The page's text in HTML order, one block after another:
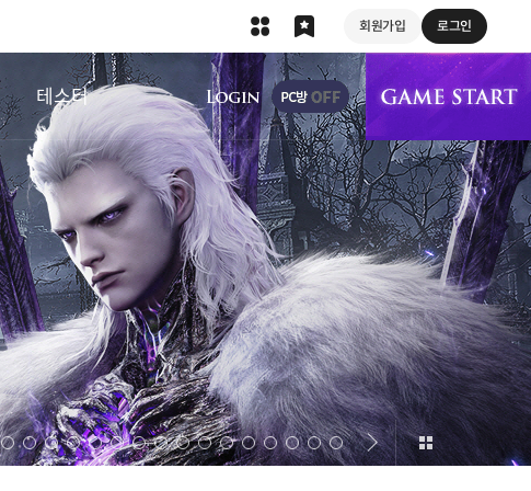
회원가입 로그인
테스터
상단 메뉴